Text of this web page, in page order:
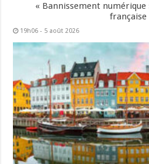
« Bannissement
française
19h06 - 5 août 2026